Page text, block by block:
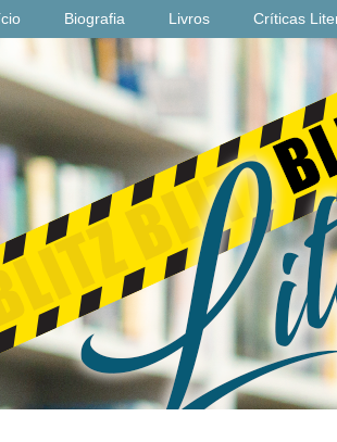
Biografia Livros Críticas